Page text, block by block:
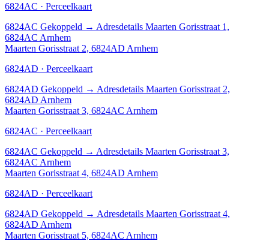
6824AC · Perceelkaart
6824AC Gekoppeld → Adresdetails Maarten Gorisstraat 1,
6824AC Arnhem
Maarten Gorisstraat 2, 6824AD Arnhem
6824AD · Perceelkaart
6824AD Gekoppeld → Adresdetails Maarten Gorisstraat 2,
6824AD Arnhem
Maarten Gorisstraat 3, 6824AC Arnhem
6824AC · Perceelkaart
6824AC Gekoppeld → Adresdetails Maarten Gorisstraat 3,
6824AC Arnhem
Maarten Gorisstraat 4, 6824AD Arnhem
6824AD · Perceelkaart
6824AD Gekoppeld → Adresdetails Maarten Gorisstraat 4,
6824AD Arnhem
Maarten Gorisstraat 5, 6824AC Arnhem